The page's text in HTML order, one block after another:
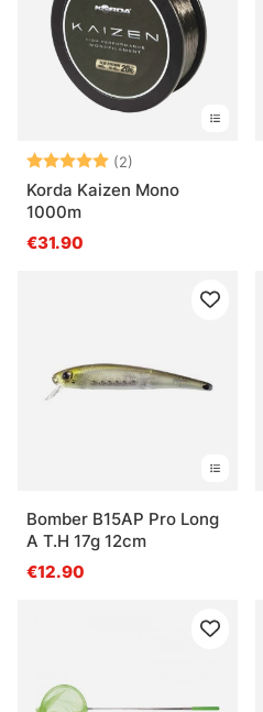
Note: (2)
Korda Kaizen Mono
1000m
€31.90
Bomber B15AP Pro Long
A T.H 17g 12cm
€12.90